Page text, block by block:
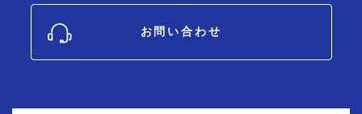
お問い合わせ